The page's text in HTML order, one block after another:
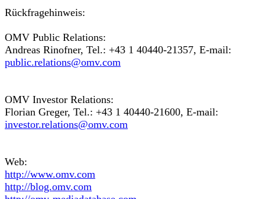
Rückfragehinweis:
OMV Public Relations:
Andreas Rinofner, Tel.: +43 1 40440-21357, E-mail:
public.relations@omv.com
OMV Investor Relations:
Florian Greger, Tel.: +43 1 40440-21600, E-mail:
investor.relations@omv.com
Web:
http://www.omv.com
http://blog.omv.com